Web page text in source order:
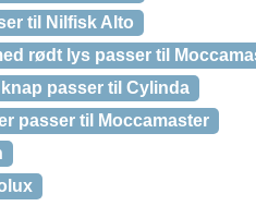
til Nilfisk Alto
rødt lys passer til
passer til Cylinda
passer til Moccamaster